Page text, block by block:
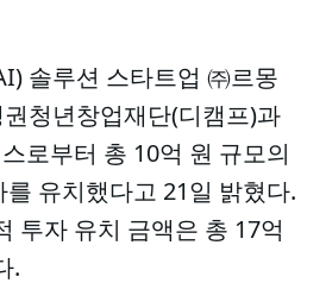
솔루션 스타트업 ㈜르몽
청년창업재단(디캠프)과
로부터 총 10억 원 규모의
유치했다고 21일 밝혔다.
투자 유치 금액은 총 17억
.